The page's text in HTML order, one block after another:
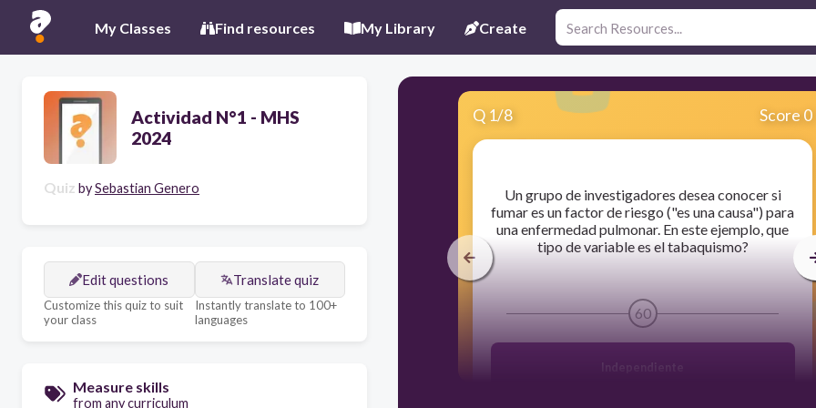
My Classes Find resources My Library Create
Actividad N°1 - MHS
2024
Quiz bySebastian Genero
Edit questions
Customize this quiz to suit
your class
Translate quiz
Instantly translate to 100+
languages
Measure skills
from any curriculum
Q 1/8 Score 0
​Un grupo de investigadores desea conocer si
fumar es un factor de riesgo ("es una causa") para
una enfermedad pulmonar. En este ejemplo, que
tipo de variable es el tabaquismo?
60
Independiente